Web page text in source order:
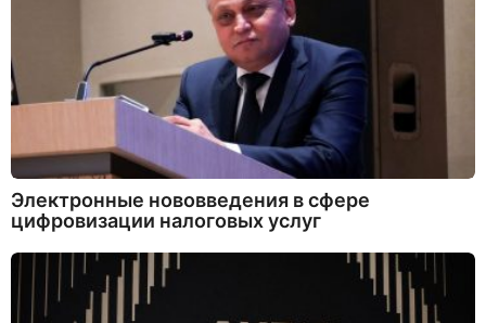
Электронные нововведения в сфере
цифровизации налоговых услуг